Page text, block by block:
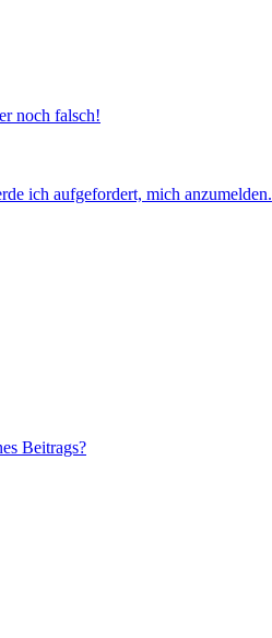
noch falsch!
ich aufgefordert, mich anzumelden.
Beitrags?